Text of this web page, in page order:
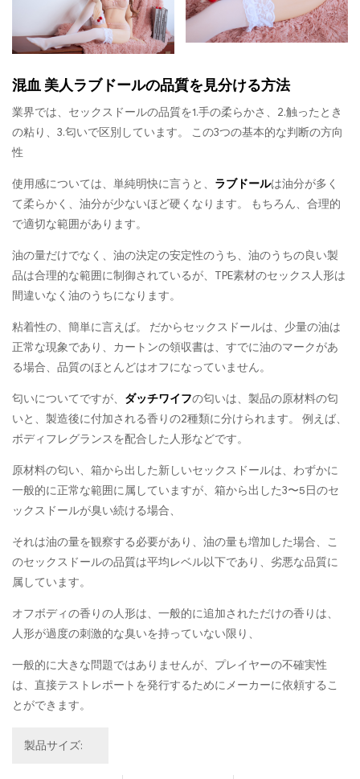
混血 美人ラブドールの品質を見分ける方法
業界では、セックスドールの品質を1.手の柔らかさ、2.触ったとき
の粘り、3.匂いで区別しています。 この3つの基本的な判断の方向
性
使用感については、単純明快に言うと、 ラブドールは油分が多く
て柔らかく、油分が少ないほど硬くなります。 もちろん、合理的
で適切な範囲があります。
油の量だけでなく、油の決定の安定性のうち、油のうちの良い製
品は合理的な範囲に制御されているが、TPE素材のセックス人形は
間違いなく油のうちになります。
粘着性の、簡単に言えば。 だからセックスドールは、少量の油は
正常な現象であり、カートンの領収書は、すでに油のマークがあ
る場合、品質のほとんどはオフになっていません。
匂いについてですが、 ダッチワイフの匂いは、製品の原材料の匂
いと、製造後に付加される香りの2種類に分けられます。 例えば、
ボディフレグランスを配合した人形などです。
原材料の匂い、箱から出した新しいセックスドールは、わずかに
一般的に正常な範囲に属していますが、箱から出した3〜5日のセ
ックスドールが臭い続ける場合、
それは油の量を観察する必要があり、油の量も増加した場合、こ
のセックスドールの品質は平均レベル以下であり、劣悪な品質に
属しています。
オフボディの香りの人形は、一般的に追加されただけの香りは、
人形が過度の刺激的な臭いを持っていない限り、
一般的に大きな問題ではありませんが、プレイヤーの不確実性
は、直接テストレポートを発行するためにメーカーに依頼するこ
とができます。
製品サイズ: